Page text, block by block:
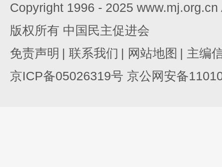
Copyright 1996 - 2025
版权所有 中国民主促进会
免责声明 | 联系我们 | 网站地图 | 主编
京ICP备05026319号 京公网安备